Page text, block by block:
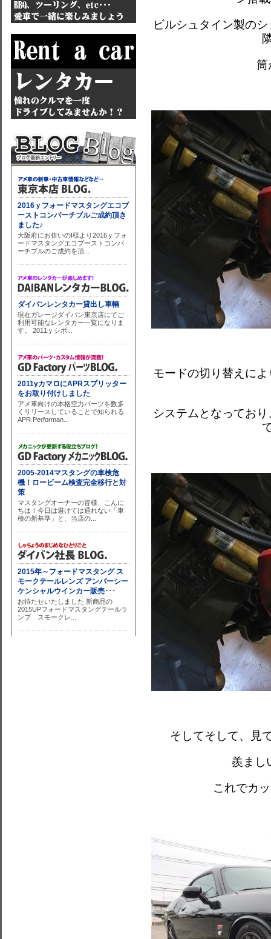
ビルシュタイン製の
筒
モードの切り替えに
システムとなってお
そしてそして、見
羨まし
これでカ